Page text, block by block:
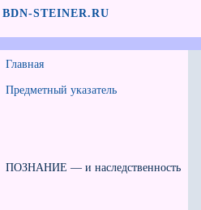
BDN-STEINER.RU
Главная
Предметный указатель
ПОЗНАНИЕ — и наследственность